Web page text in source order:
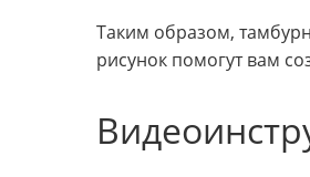
Таким образом,
рисунок помогут вам